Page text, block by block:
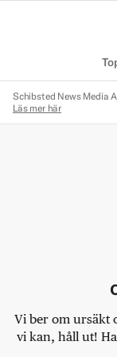
Schibsted News Media
Läs mer här
Vi ber om ursäkt
vi kan, håll ut!